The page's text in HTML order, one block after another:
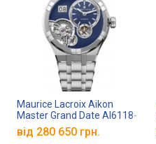
Maurice Lacroix Aikon
Master Grand Date AI6118-
SS00E-430-C
від 280 650 грн.